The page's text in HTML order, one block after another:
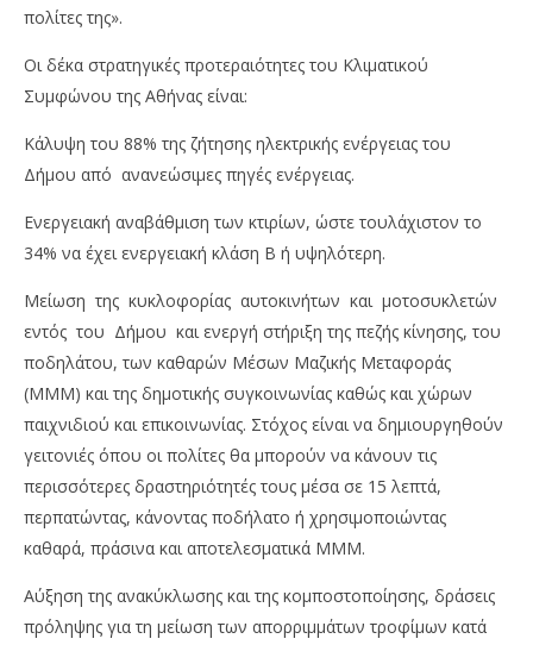
πολίτες της».
Οι δέκα στρατηγικές προτεραιότητες του Κλιματικού
Συμφώνου της Αθήνας είναι:
Κάλυψη του 88% της ζήτησης ηλεκτρικής ενέργειας του
Δήμου από ανανεώσιμες πηγές ενέργειας.
Ενεργειακή αναβάθμιση των κτιρίων, ώστε τουλάχιστον το
34% να έχει ενεργειακή κλάση Β ή υψηλότερη.
Μείωση της κυκλοφορίας αυτοκινήτων και μοτοσυκλετών
εντός του Δήμου και ενεργή στήριξη της πεζής κίνησης, του
ποδηλάτου, των καθαρών Μέσων Μαζικής Μεταφοράς
(ΜΜΜ) και της δημοτικής συγκοινωνίας καθώς και χώρων
παιχνιδιού και επικοινωνίας. Στόχος είναι να δημιουργηθούν
γειτονιές όπου οι πολίτες θα μπορούν να κάνουν τις
περισσότερες δραστηριότητές τους μέσα σε 15 λεπτά,
περπατώντας, κάνοντας ποδήλατο ή χρησιμοποιώντας
καθαρά, πράσινα και αποτελεσματικά ΜΜΜ.
Αύξηση της ανακύκλωσης και της κομποστοποίησης, δράσεις
πρόληψης για τη μείωση των απορριμμάτων τροφίμων κατά